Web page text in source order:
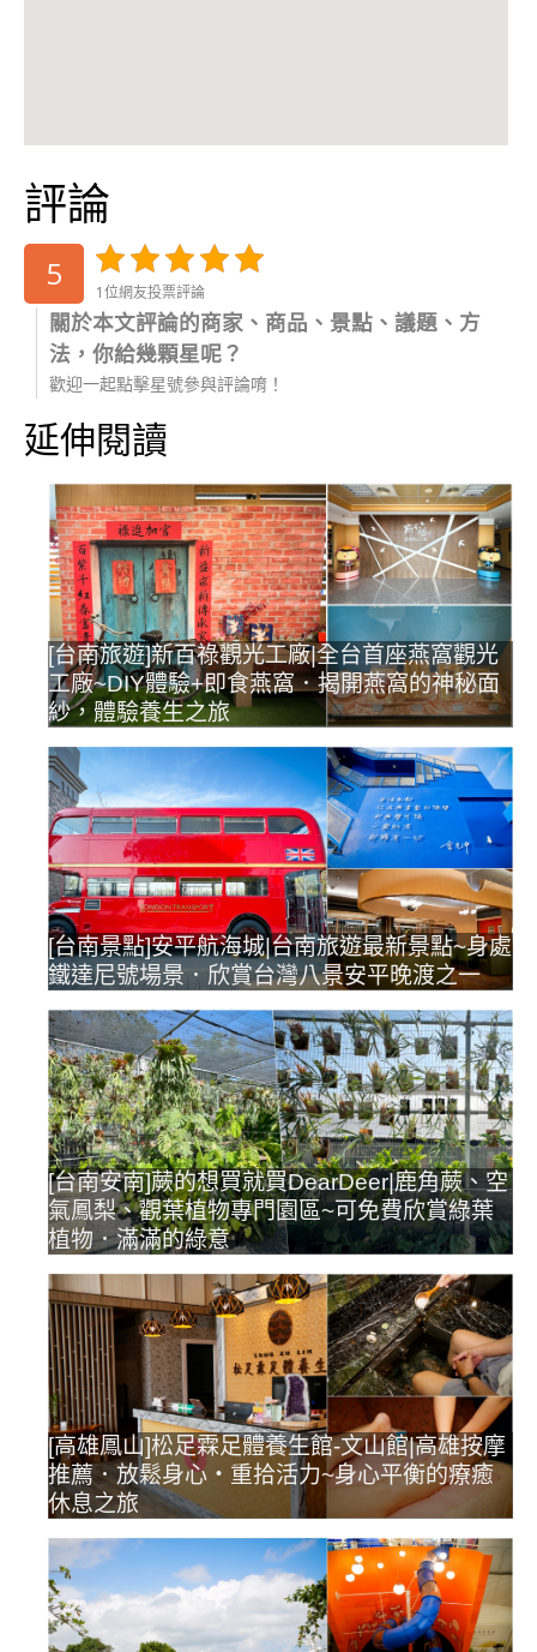
評論
5 1位網友投票評論
關於本文評論的商家、商品、景點、議題、方
法，你給幾顆星呢？
歡迎一起點擊星號參與評論唷！
延伸閱讀
[台南旅遊]新百祿觀光工廠|全台首座燕窩觀光
工廠~DIY體驗+即食燕窩．揭開燕窩的神秘面
紗，體驗養生之旅
[台南景點]安平航海城|台南旅遊最新景點~身處
鐵達尼號場景．欣賞台灣八景安平晚渡之一
[台南安南]蕨的想買就買DearDeer|鹿角蕨、空
氣鳳梨、觀葉植物專門園區~可免費欣賞綠葉
植物．滿滿的綠意
[高雄鳳山]松足霖足體養生館-文山館|高雄按摩
推薦．放鬆身心‧重拾活力~身心平衡的療癒
休息之旅